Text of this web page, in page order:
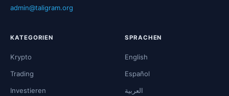
admin@taligram.org
KATEGORIEN
Krypto
Trading
Investieren
SPRACHEN
English
Español
العربية